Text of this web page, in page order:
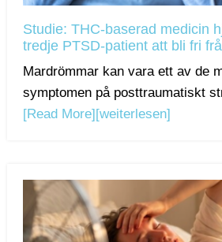
Studie: THC-baserad medicin
tredje PTSD-patient att bli fri
Mardrömmar kan vara ett av de
symptomen på posttraumatiskt
[Read More] [weiterlesen]